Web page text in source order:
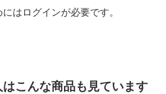
はログインが必要です。
こんな商品も見ています